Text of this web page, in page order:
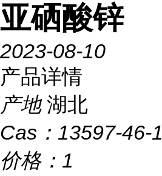
亚硒酸锌
2023-08-10
产品详情
产地 湖北
Cas： 13597-46-1
价格： 1